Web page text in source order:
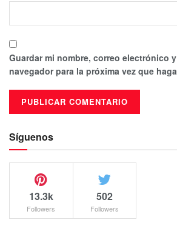
Guardar mi nombre, correo electrónico
navegador para la próxima vez que
Síguenos
13.3k
Followers
502
Followers